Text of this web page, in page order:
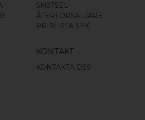
SKÖTSEL
ÅTERFÖRSÄLJARE
PRISLISTA SEK
KONTAKT
KONTAKTA OSS